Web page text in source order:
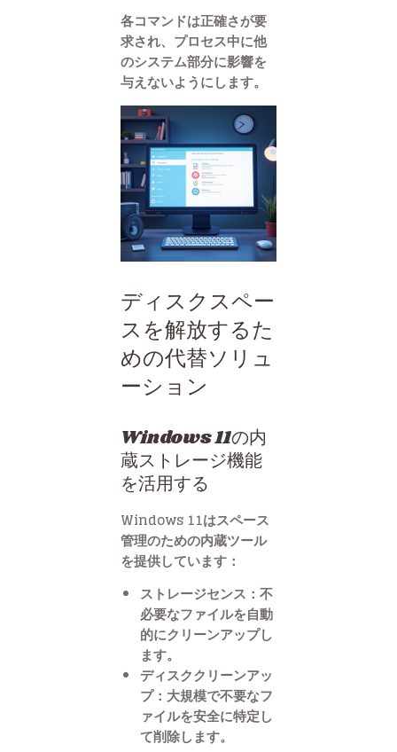
各コマンドは正確さが要
求され、プロセス中に他
のシステム部分に影響を
与えないようにします。
ディスクスペー
スを解放するた
めの代替ソリュ
ーション
Windows 11の内
蔵ストレージ機能
を活用する
Windows 11はスペース
管理のための内蔵ツール
を提供しています：
ストレージセンス：不
必要なファイルを自動
的にクリーンアップし
ます。
ディスククリーンアッ
プ：大規模で不要なフ
ァイルを安全に特定し
て削除します。